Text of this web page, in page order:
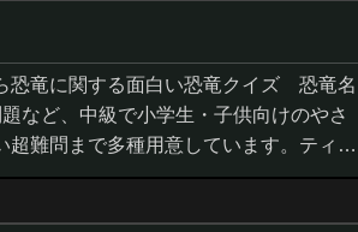
恐竜に関する面白い恐竜クイズ 恐竜名
など、中級で小学生・子供向けのやさ
超難問まで多種用意しています。ティラ
サウルス,モササ...